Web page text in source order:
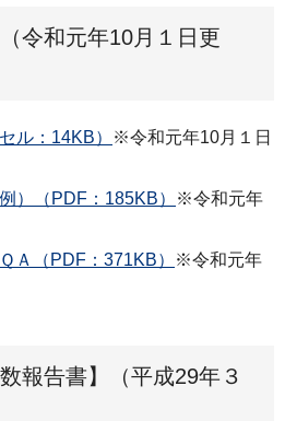
令和元年10月１日更
ル：14KB）
※令和元年10月１日
）（PDF：185KB）
※令和元年
Ａ（PDF：371KB）
※令和元年
報告書】（平成29年３